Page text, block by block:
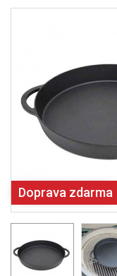
Doprava zdarma